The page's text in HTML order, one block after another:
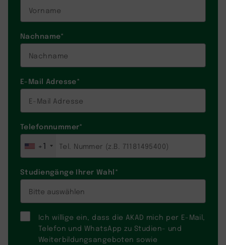
Nachname*
E-Mail Adresse*
Telefonnummer*
+1
Studiengänge Ihrer Wahl*
Ich willige ein, dass die AKAD mich per E-Mail,
Telefon und WhatsApp zu Studien- und
Weiterbildungsangeboten sowie